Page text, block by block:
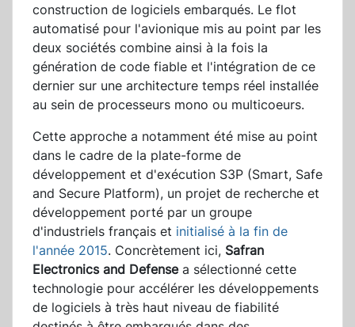
construction de logiciels embarqués. Le flot
automatisé pour l'avionique mis au point par les
deux sociétés combine ainsi à la fois la
génération de code fiable et l'intégration de ce
dernier sur une architecture temps réel installée
au sein de processeurs mono ou multicoeurs.
Cette approche a notamment été mise au point
dans le cadre de la plate-forme de
développement et d'exécution S3P (Smart, Safe
and Secure Platform), un projet de recherche et
développement porté par un groupe
d'industriels français et initialisé à la fin de
l'année 2015. Concrètement ici, Safran
Electronics and Defensea sélectionné cette
technologie pour accélérer les développements
de logiciels à très haut niveau de fiabilité